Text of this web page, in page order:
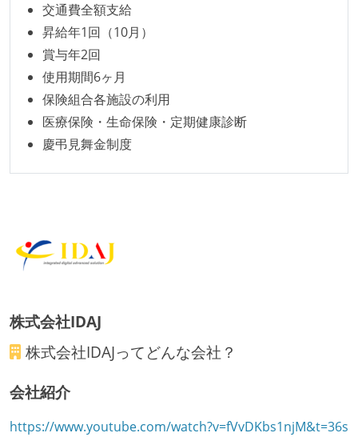
交通費全額支給
昇給年1回（10月）
賞与年2回
使用期間6ヶ月
保険組合各施設の利用
医療保険・生命保険・定期健康診断
慶弔見舞金制度
株式会社IDAJ
株式会社IDAJってどんな会社？
会社紹介
https://www.youtube.com/watch?v=fVvDKbs1njM&t=36s